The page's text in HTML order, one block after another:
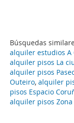
Búsquedas
alquiler estudios A
alquiler pisos La
alquiler pisos
Outeiro, alquiler
pisos Espacio
alquiler pisos